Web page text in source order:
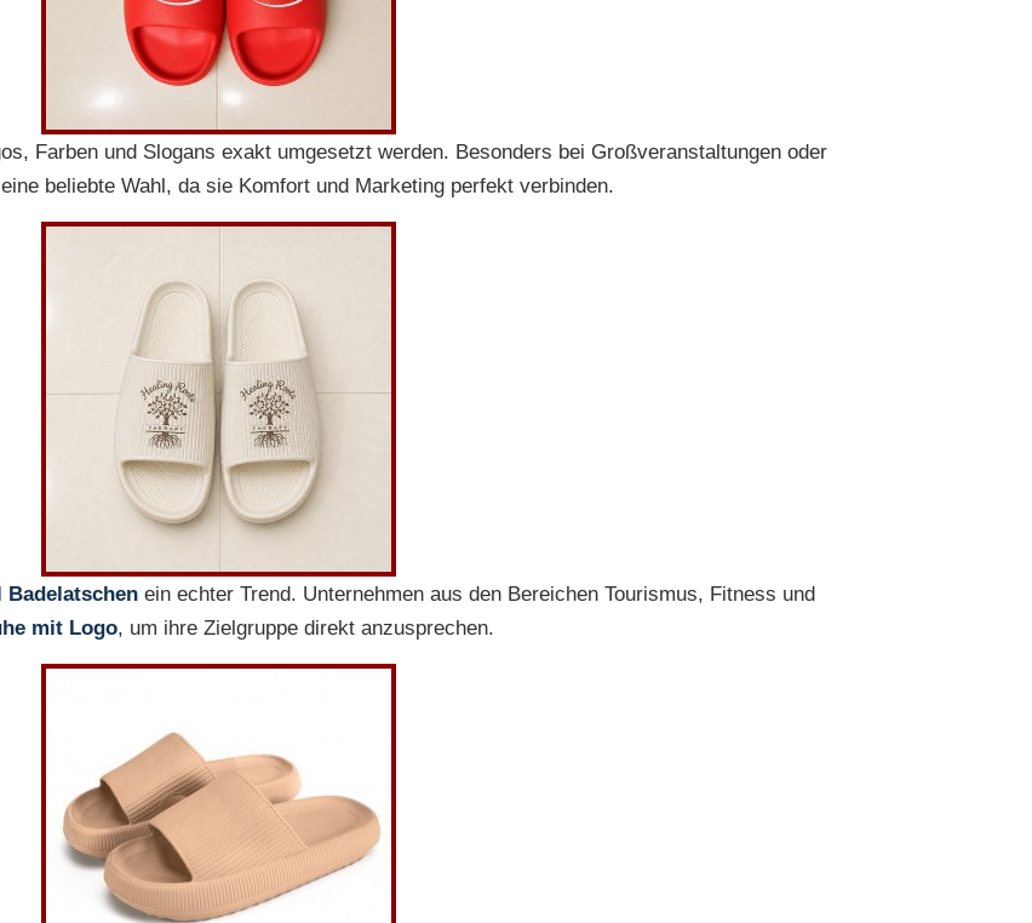
Farben und Slogans exakt umgesetzt werden. Besonders bei Großveranstaltungen oder
eine beliebte Wahl, da sie Komfort und Marketing perfekt verbinden.
Badelatschen ein echter Trend. Unternehmen aus den Bereichen Tourismus, Fitness und
mit Logo, um ihre Zielgruppe direkt anzusprechen.